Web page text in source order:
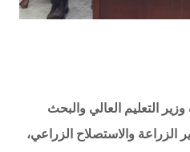
التعليم العالي والبحث
الزراعة والاستصلاح الزراعي،